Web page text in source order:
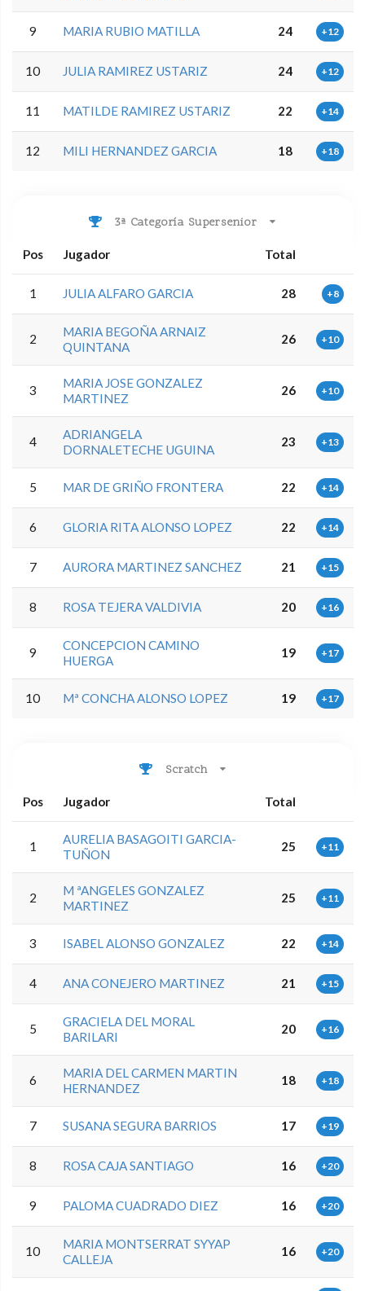
9 MARIA RUBIO MATILLA 24 +12
10 JULIA RAMIREZ USTARIZ 24 +12
11 MATILDE RAMIREZ USTARIZ 22 +14
12 MILI HERNANDEZ GARCIA 18 +18
3ª Categoría Supersenior
Pos Jugador Total
1 JULIA ALFARO GARCIA 28 +8
2
MARIA BEGOÑA ARNAIZ
QUINTANA
26 +10
3
MARIA JOSE GONZALEZ
MARTINEZ
26 +10
4
ADRIANGELA
DORNALETECHE UGUINA
23 +13
5 MAR DE GRIÑO FRONTERA 22 +14
6 GLORIA RITA ALONSO LOPEZ 22 +14
7 AURORA MARTINEZ SANCHEZ 21 +15
8 ROSA TEJERA VALDIVIA 20 +16
9
CONCEPCION CAMINO
HUERGA
19 +17
10 Mª CONCHA ALONSO LOPEZ 19 +17
Scratch
Pos Jugador Total
1
AURELIA BASAGOITI GARCIA-
TUÑON
25 +11
2
M ªANGELES GONZALEZ
MARTINEZ
25 +11
3 ISABEL ALONSO GONZALEZ 22 +14
4 ANA CONEJERO MARTINEZ 21 +15
5
GRACIELA DEL MORAL
BARILARI
20 +16
6
MARIA DEL CARMEN MARTIN
HERNANDEZ
18 +18
7 SUSANA SEGURA BARRIOS 17 +19
8 ROSA CAJA SANTIAGO 16 +20
9 PALOMA CUADRADO DIEZ 16 +20
10
MARIA MONTSERRAT SYYAP
CALLEJA
16 +20